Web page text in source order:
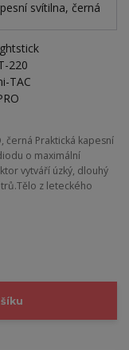
černá Praktická kapesní
o maximální
vytváří úzký, dlouhý
z leteckého